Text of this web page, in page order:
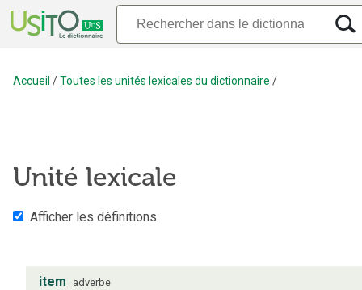
Accueil /Toutes les unités lexicales du dictionnaire /
Unité lexicale
Afficher les définitions
item adverbe